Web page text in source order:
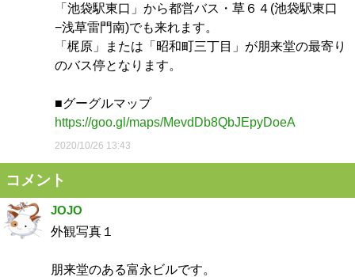
「池袋駅東口」から都営バス・草６４(池袋駅東口
−浅草雷門南)でも来れます。
「梶原」または「昭和町三丁目」が朋来堂の最寄り
のバス停となります。
■グーグルマップ
https://goo.gl/maps/MevdDb8QbJEpyDoeA
2020/10/26 13:43
コメント
JOJO
外観写真１
朋来堂のある富永ビルです。